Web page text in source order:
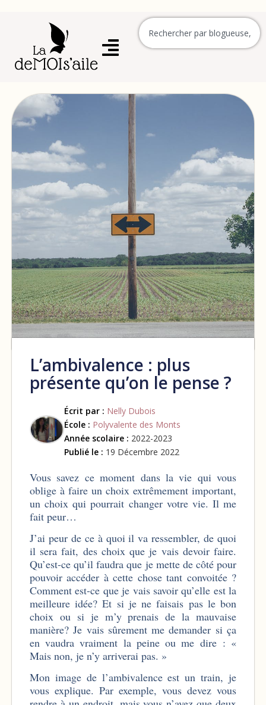
L’ambivalence : plus
présente qu’on le pense ?
Écrit par : Nelly Dubois
École : Polyvalente des Monts
Année scolaire : 2022-2023
Publié le : 19 Décembre 2022
Vous savez ce moment dans la vie qui vous
oblige à faire un choix extrêmement important,
un choix qui pourrait changer votre vie. Il me
fait peur…
J’ai peur de ce à quoi il va ressembler, de quoi
il sera fait, des choix que je vais devoir faire.
Qu’est-ce qu’il faudra que je mette de côté pour
pouvoir accéder à cette chose tant convoitée ?
Comment est-ce que je vais savoir qu’elle est la
meilleure idée? Et si je ne faisais pas le bon
choix ou si je m’y prenais de la mauvaise
manière? Je vais sûrement me demander si ça
en vaudra vraiment la peine ou me dire : «
Mais non, je n’y arriverai pas. »
Mon image de l’ambivalence est un train, je
vous explique. Par exemple, vous devez vous